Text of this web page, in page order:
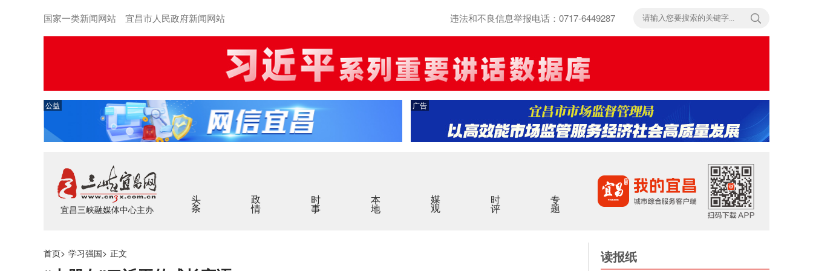
国家一类新闻网站 宜昌市人民政府新闻网站 违法和不良信息举报电话：0717-6449287
公益 广告
宜昌三峡融媒体中心主办
头条 政情 时事 本地 媒观 时评 专题
首页> 学习强国> 正文 读报纸